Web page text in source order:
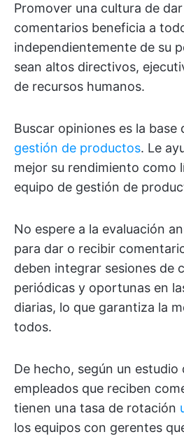
Promover una cultura de
comentarios beneficia a
independientemente de su
sean altos directivos,
de recursos humanos.
Buscar opiniones es la base
gestión de productos. Le
mejor su rendimiento como
equipo de gestión de
No espere a la evaluación
para dar o recibir
deben integrar sesiones de
periódicas y oportunas en
diarias, lo que garantiza la
todos.
De hecho, según un estudio
empleados que reciben
tienen una tasa de rotación
los equipos con gerentes